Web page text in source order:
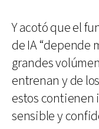
Y acotó que el
de IA “depende
grandes
entrenan y de
estos contienen
sensible y